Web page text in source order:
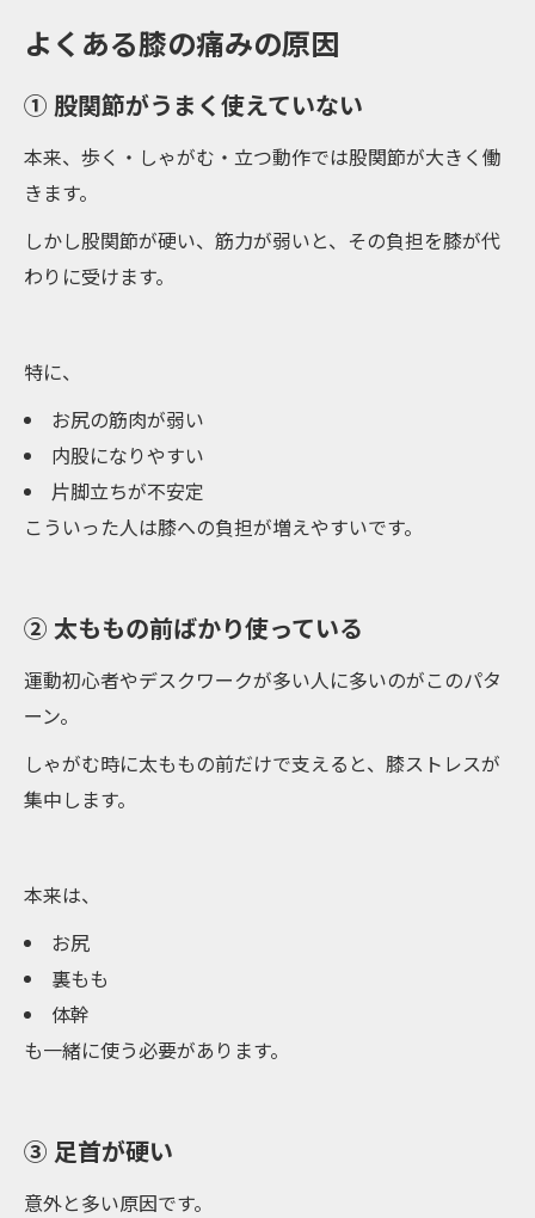
よくある膝の痛みの原因
① 股関節がうまく使えていない
本来、歩く・しゃがむ・立つ動作では股関節が大きく働
きます。
しかし股関節が硬い、筋力が弱いと、その負担を膝が代
わりに受けます。
特に、
お尻の筋肉が弱い
内股になりやすい
片脚立ちが不安定
こういった人は膝への負担が増えやすいです。
② 太ももの前ばかり使っている
運動初心者やデスクワークが多い人に多いのがこのパタ
ーン。
しゃがむ時に太ももの前だけで支えると、膝ストレスが
集中します。
本来は、
お尻
裏もも
体幹
も一緒に使う必要があります。
③ 足首が硬い
意外と多い原因です。